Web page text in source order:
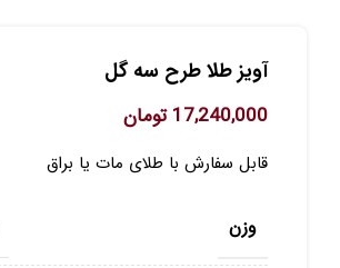
آویز طلا طرح سه گل
17,240,000 تومان
قابل سفارش با طلای مات یا براق
وزن